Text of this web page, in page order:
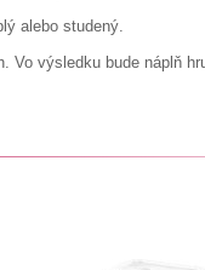
alebo studený.
Vo výsledku bude náplň